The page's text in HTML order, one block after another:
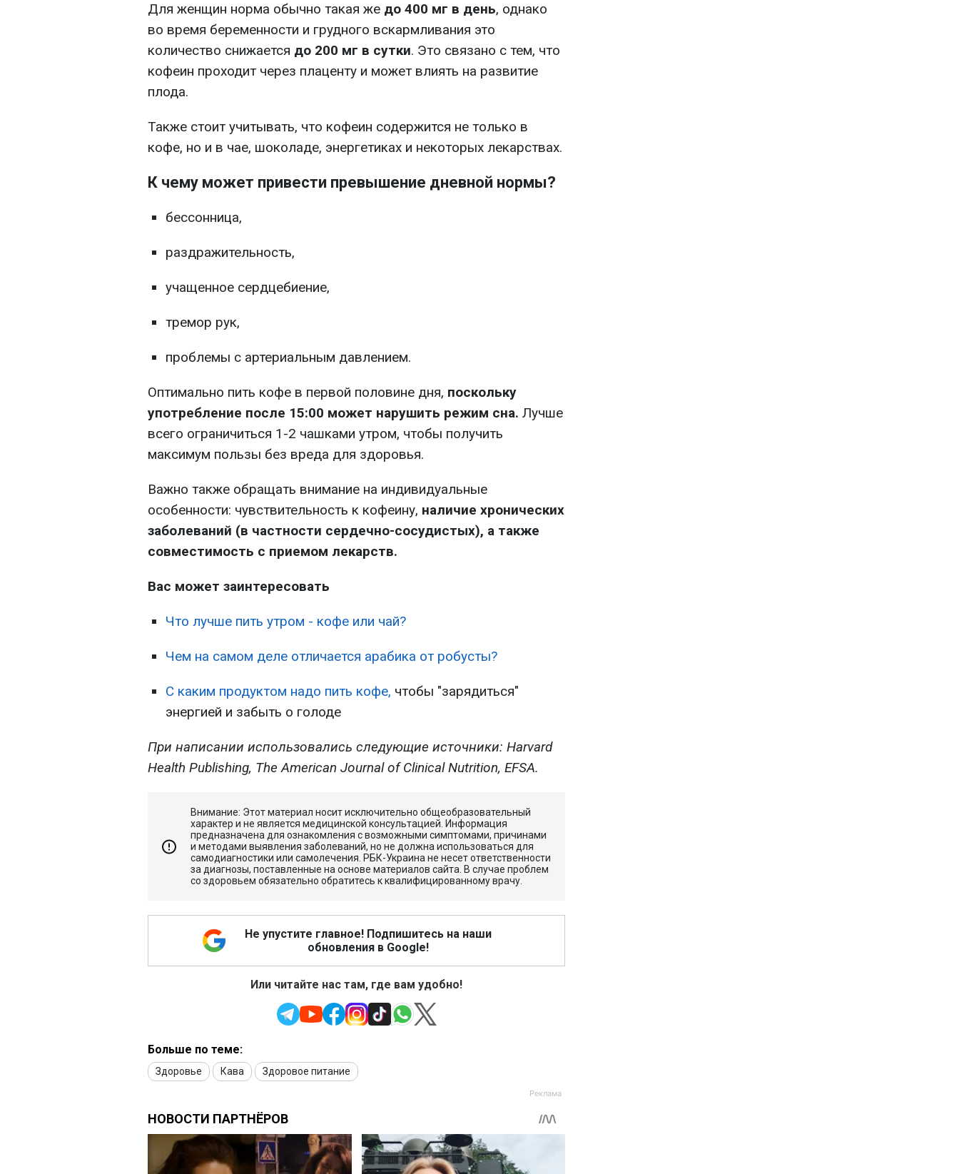
Для женщин норма обычно такая же до 400 мг в день, однако
во время беременности и грудного вскармливания это
количество снижается до 200 мг в сутки. Это связано с тем, что
кофеин проходит через плаценту и может влиять на развитие
плода.
Также стоит учитывать, что кофеин содержится не только в
кофе, но и в чае, шоколаде, энергетиках и некоторых лекарствах.
К чему может привести превышение дневной нормы?
бессонница,
раздражительность,
учащенное сердцебиение,
тремор рук,
проблемы с артериальным давлением.
Оптимально пить кофе в первой половине дня, поскольку
употребление после 15:00 может нарушить режим сна. Лучше
всего ограничиться 1-2 чашками утром, чтобы получить
максимум пользы без вреда для здоровья.
Важно также обращать внимание на индивидуальные
особенности: чувствительность к кофеину, наличие хронических
заболеваний (в частности сердечно-сосудистых), а также
совместимость с приемом лекарств.
Вас может заинтересовать
Что лучше пить утром - кофе или чай?
Чем на самом деле отличается арабика от робусты?
С каким продуктом надо пить кофе, чтобы "зарядиться"
энергией и забыть о голоде
При написании использовались следующие источники: Harvard
Health Publishing, The American Journal of Clinical Nutrition, EFSA.
Внимание: Этот материал носит исключительно общеобразовательный
характер и не является медицинской консультацией. Информация
предназначена для ознакомления с возможными симптомами, причинами
и методами выявления заболеваний, но не должна использоваться для
самодиагностики или самолечения. РБК-Украина не несет ответственности
за диагнозы, поставленные на основе материалов сайта. В случае проблем
со здоровьем обязательно обратитесь к квалифицированному врачу.
Не упустите главное! Подпишитесь на наши
обновления в Google!
Или читайте нас там, где вам удобно!
Больше по теме:
Здоровье Кава Здоровое питание